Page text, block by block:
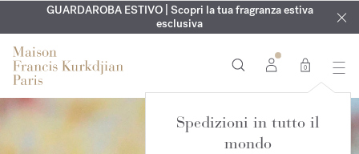
ESCLUSIVO | Scopri la nuova fragranza OUDvelvet moodnel
tuo ordine*
INCISIONE GRATUITA | Su tutte le fragranze e gli oli per il
corpo fino al 9 agosto
GUARDAROBA ESTIVO | Scopri la tua fragranza estiva
esclusiva
0
Spedizioni in tutto il
mondo